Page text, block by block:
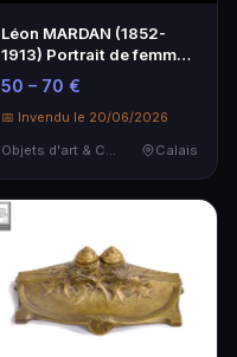
Léon MARDAN (1852-
1913) Portrait de femme
Aquarelle Signée e…
50 – 70 €
📅 Invendu le 20/06/2026
Calais